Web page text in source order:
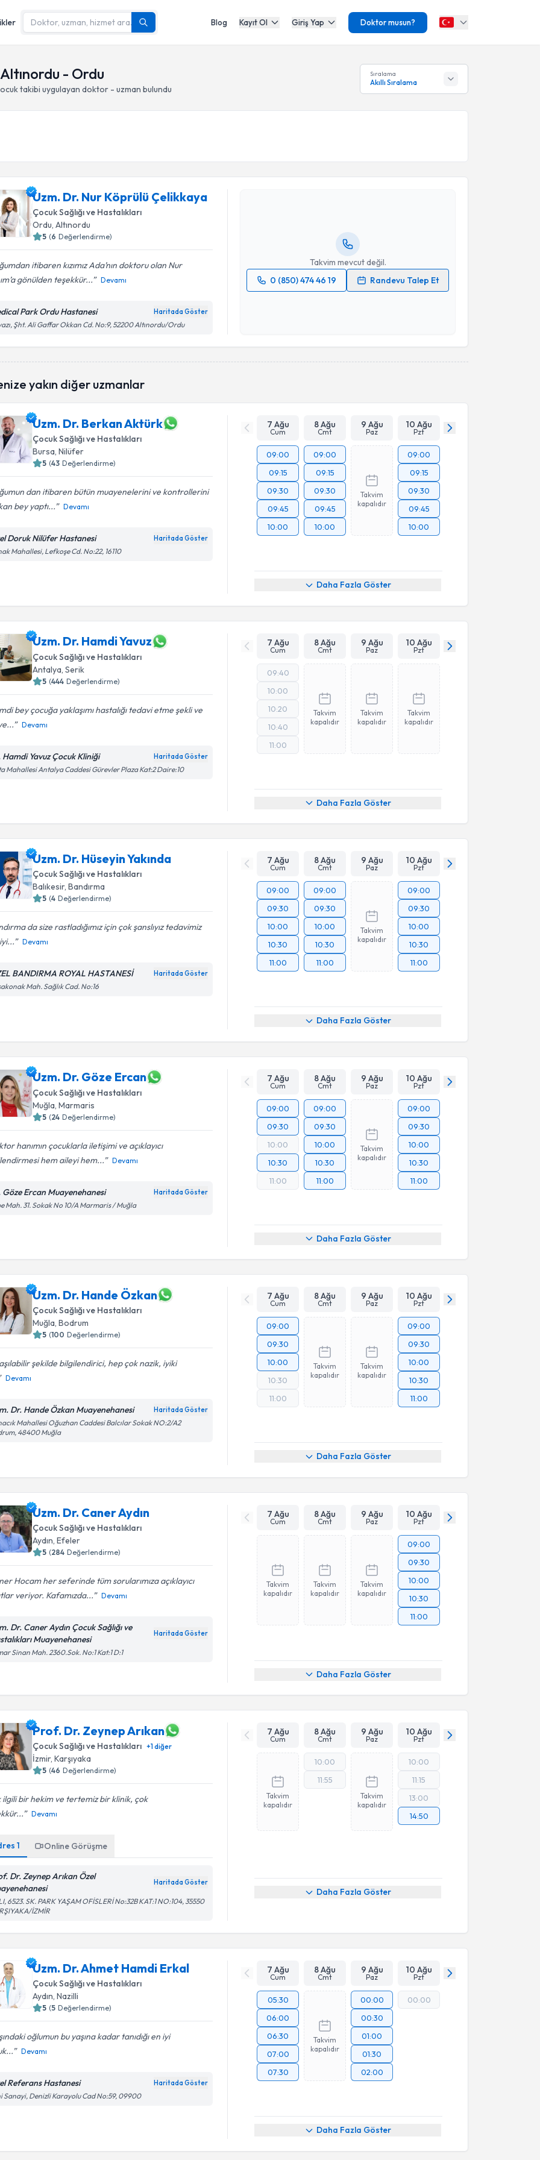
Blog Kayıt Ol Giriş Yap Doktor musun?
- Ordu
takibi uygulayan doktor - uzman bulundu
Sıralama
Akıllı Sıralama
Uzm. Dr. Nur Köprülü Çelikkaya
Çocuk Sağlığı ve Hastalıkları
Ordu, Altınordu
5 (6 Değerlendirme)
itibaren kızımız Ada’nın doktoru olan Nur
gönülden teşekkür...
Devamı
Park Ordu Hastanesi Haritada Göster
Şht. Ali Gaffar Okkan Cd. No:9, 52200 Altınordu/Ordu
Takvim mevcut değil.
0 (850) 474 46 19
Randevu Talep Et
Uzm. Dr. Nur Köprülü Çelikkaya
Takvim Talebini Gönder
yakın diğer uzmanlar
Uzm. Dr. Berkan Aktürk
Çocuk Sağlığı ve Hastalıkları
Bursa, Nilüfer
5 (43 Değerlendirme)
dan itibaren bütün muayenelerini ve kontrollerini
bey yaptı...
Devamı
Doruk Nilüfer Hastanesi Haritada Göster
Mahallesi, Lefkoşe Cd. No:22, 16110
7 Ağu
Cum
8 Ağu
Cmt
9 Ağu
Paz
10 Ağu
Pzt
09:00
09:15
09:30
09:45
10:00
09:00
09:15
09:30
09:45
10:00
Takvim
kapalıdır
09:00
09:15
09:30
09:45
10:00
Daha Fazla Göster
Uzm. Dr. Hamdi Yavuz
Çocuk Sağlığı ve Hastalıkları
Antalya , Serik
5 (444 Değerlendirme)
bey çocuğa yaklaşımı hastalığı tedavi etme şekli ve
Devamı
Hamdi Yavuz Çocuk Kliniği Haritada Göster
Mahallesi Antalya Caddesi Gürevler Plaza Kat:2 Daire:10
7 Ağu
Cum
8 Ağu
Cmt
9 Ağu
Paz
10 Ağu
Pzt
09:40
10:00
10:20
10:40
11:00
Takvim
kapalıdır
Takvim
kapalıdır
Takvim
kapalıdır
Daha Fazla Göster
Uzm. Dr. Hüseyin Yakında
Çocuk Sağlığı ve Hastalıkları
Balıkesir, Bandırma
5 (4 Değerlendirme)
da size rastladığımız için çok şanslıyız tedavimiz
Devamı
BANDIRMA ROYAL HASTANESİ Haritada Göster
Mah. Sağlık Cad. No:16
7 Ağu
Cum
8 Ağu
Cmt
9 Ağu
Paz
10 Ağu
Pzt
09:00
09:30
10:00
10:30
11:00
09:00
09:30
10:00
10:30
11:00
Takvim
kapalıdır
09:00
09:30
10:00
10:30
11:00
Daha Fazla Göster
Uzm. Dr. Göze Ercan
Çocuk Sağlığı ve Hastalıkları
Muğla , Marmaris
5 (24 Değerlendirme)
hanımın çocuklarla iletişimi ve açıklayıcı
hem aileyi hem...
Devamı
Göze Ercan Muayenehanesi Haritada Göster
Mah. 31. Sokak No 10/A Marmaris / Muğla
7 Ağu
Cum
8 Ağu
Cmt
9 Ağu
Paz
10 Ağu
Pzt
09:00
09:30
10:00
10:30
11:00
09:00
09:30
10:00
10:30
11:00
Takvim
kapalıdır
09:00
09:30
10:00
10:30
11:00
Daha Fazla Göster
Uzm. Dr. Hande Özkan
Çocuk Sağlığı ve Hastalıkları
Muğla, Bodrum
5 (100 Değerlendirme)
şekilde bilgilendirici, hep çok nazik, iyiki
Devamı
Dr. Hande Özkan Muayenehanesi Haritada Göster
Mahallesi Oğuzhan Caddesi Balcılar Sokak NO:2/A2
48400 Muğla
7 Ağu
Cum
8 Ağu
Cmt
9 Ağu
Paz
10 Ağu
Pzt
09:00
09:30
10:00
10:30
11:00
Takvim
kapalıdır
Takvim
kapalıdır
09:00
09:30
10:00
10:30
11:00
Daha Fazla Göster
Uzm. Dr. Caner Aydın
Çocuk Sağlığı ve Hastalıkları
Aydın , Efeler
5 (284 Değerlendirme)
Hocam her seferinde tüm sorularımıza açıklayıcı
veriyor. Kafamızda...
Devamı
Dr. Caner Aydın Çocuk Sağlığı ve
Muayenehanesi
Haritada Göster
Sinan Mah. 2360.Sok. No:1 Kat:1 D:1
7 Ağu
Cum
8 Ağu
Cmt
9 Ağu
Paz
10 Ağu
Pzt
Takvim
kapalıdır
Takvim
kapalıdır
Takvim
kapalıdır
09:00
09:30
10:00
10:30
11:00
Daha Fazla Göster
Prof. Dr. Zeynep Arıkan
Çocuk Sağlığı ve Hastalıkları +1diğer
İzmir, Karşıyaka
5 (46 Değerlendirme)
ilgili bir hekim ve tertemiz bir klinik, çok
Devamı
1 Online Görüşme
Dr. Zeynep Arıkan Özel
Haritada Göster
6523. SK. PARK YAŞAM OFİSLERİ No:32B KAT:1 NO:104, 35550
İZMİR
7 Ağu
Cum
8 Ağu
Cmt
9 Ağu
Paz
10 Ağu
Pzt
Takvim
kapalıdır
10:00
11:55
Takvim
kapalıdır
10:00
11:15
13:00
14:50
Daha Fazla Göster
Uzm. Dr. Ahmet Hamdi Erkal
Çocuk Sağlığı ve Hastalıkları
Aydın, Nazilli
5 (5 Değerlendirme)
oğlumun bu yaşına kadar tanıdığı en iyi
Devamı
Referans Hastanesi Haritada Göster
Sanayi, Denizli Karayolu Cad No:59, 09900
7 Ağu
Cum
8 Ağu
Cmt
9 Ağu
Paz
10 Ağu
Pzt
05:30
06:00
06:30
07:00
07:30
Takvim
kapalıdır
00:00
00:30
01:00
01:30
02:00
00:00
Daha Fazla Göster